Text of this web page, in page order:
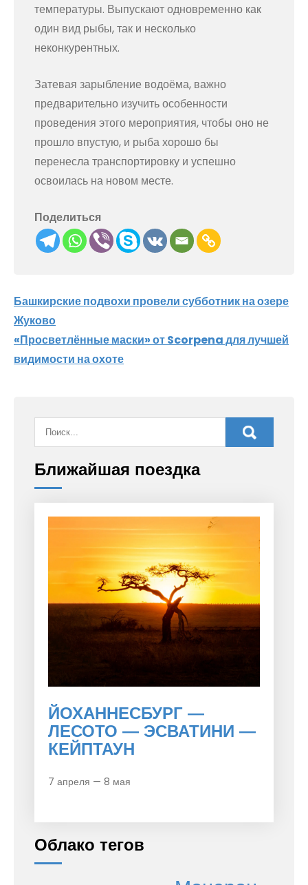
температуры. Выпускают одновременно как
один вид рыбы, так и несколько
неконкурентных.
Затевая зарыбление водоёма, важно
предварительно изучить особенности
проведения этого мероприятия, чтобы оно не
прошло впустую, и рыба хорошо бы
перенесла транспортировку и успешно
освоилась на новом месте.
Поделиться
Навигация
по
записям
Башкирские подвохи провели субботник на озере
Жуково
«Просветлённые маски» от Scorpena для лучшей
видимости на охоте
Ближайшая поездка
ЙОХАННЕСБУРГ —
ЛЕСОТО — ЭСВАТИНИ —
КЕЙПТАУН
7 апреля — 8 мая
Облако тегов